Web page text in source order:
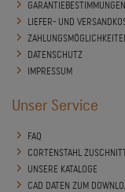
GARANTIEBESTIMMUNGEN
LIEFER- UND
DATENSCHUTZ
IMPRESSUM
Unser Service
FAQ
CORTENSTAHL
UNSERE KATALOGE
CAD DATEN ZUM